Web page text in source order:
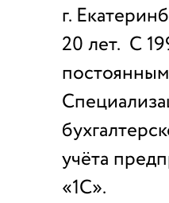
г.
20 лет. С
учёта
«1С».